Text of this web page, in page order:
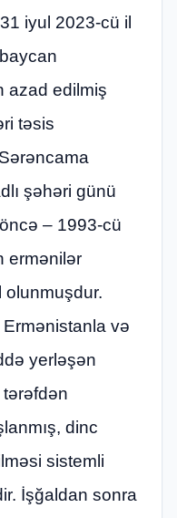
iyul 2023-cü il
azad edilmiş
təsis
şəhəri günü
– 1993-cü
ermənilər
olunmuşdur.
və
yеrləşən
dinc
sistеmli
İşğaldan sonra